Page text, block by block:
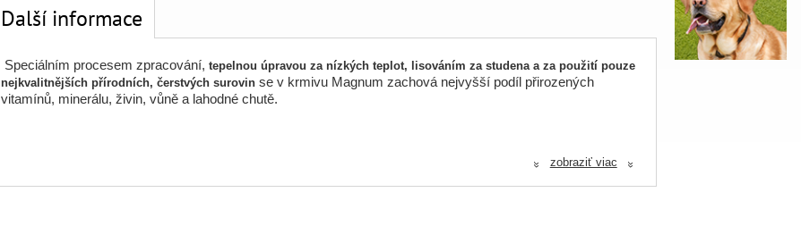
Další informace
Speciálním procesem zpracování,tepelnou úpravou za nízkých teplot, lisováním za studena a za použití pouze
nejkvalitnějších přírodních, čerstvých surovin se v krmivu Magnum zachová nejvyšší podíl přirozených
vitamínů, minerálu, živin, vůně a lahodné chutě.
« zobraziť viac «